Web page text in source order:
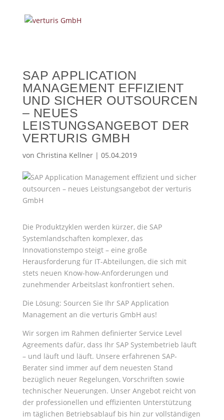
SAP APPLICATION
MANAGEMENT EFFIZIENT
UND SICHER OUTSOURCEN
– NEUES
LEISTUNGSANGEBOT DER
VERTURIS GMBH
von Christina Kellner| 05.04.2019
Die Produktzyklen werden kürzer, die SAP
Systemlandschaften komplexer, das
Innovationstempo steigt – eine große
Herausforderung für IT-Abteilungen, die sich mit
stets neuen Know-how-Anforderungen und
zunehmender Arbeitslast konfrontiert sehen.
Die Lösung: Sourcen Sie Ihr SAP Application
Management an die verturis GmbH aus!
Wir sorgen im Rahmen definierter Service Level
Agreements dafür, dass Ihr SAP Systembetrieb läuft
– und läuft und läuft. Unsere erfahrenen SAP-
Berater sind immer auf dem neuesten Stand
bezüglich neuer Regelungen, Vorschriften sowie
technischer Neuerungen. Unser Angebot reicht von
der professionellen und effizienten Unterstützung
im täglichen Betriebsablauf bis hin zur vollständigen